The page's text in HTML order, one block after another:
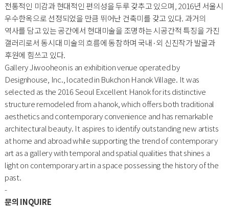
전통적인 미감과 현대적인 편의성을 두루 갖추고 있으며, 2016년 서울시
우수한옥으로 선정되었을 만큼 뛰어난 건축미를 갖고 있다. 과거의
역사를 담고 있는 공간에서 현대미술을 조명하는 시공간적 특징을 가진
갤러리로서 동시대 미술의 흐름에 동참하며 국내·외 신진작가 발굴과
후원에 힘쓰고 있다.
Gallery Jiwooheon is an exhibition venue operated by
Designhouse, Inc., located in Bukchon Hanok Village. It was
selected as the 2016 Seoul Excellent Hanok for its distinctive
structure remodeled from a hanok, which offers both traditional
aesthetics and contemporary convenience and has remarkable
architectural beauty. It aspires to identify outstanding new artists
at home and abroad while supporting the trend of contemporary
art as a gallery with temporal and spatial qualities that shines a
light on contemporary art in a space possessing the history of the
past.
-
문의 INQUIRE